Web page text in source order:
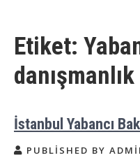
Etiket:
danışmanlık
İstanbul Yabancı
PUBLISHED BY